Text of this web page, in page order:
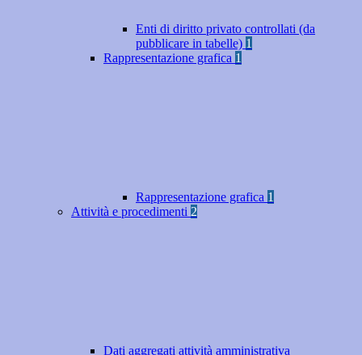
Enti di diritto privato controllati (da
pubblicare in tabelle) 1
Rappresentazione grafica 1
Rappresentazione grafica 1
Attività e procedimenti 2
Dati aggregati attività amministrativa